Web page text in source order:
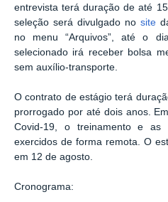
entrevista terá duração de até
seleção será divulgado no site
no menu “Arquivos”, até o
selecionado irá receber bolsa
sem auxílio-transporte.
O contrato de estágio terá
prorrogado por até dois anos.
Covid-19, o treinamento e as
exercidos de forma remota. O
em 12 de agosto.
Cronograma: